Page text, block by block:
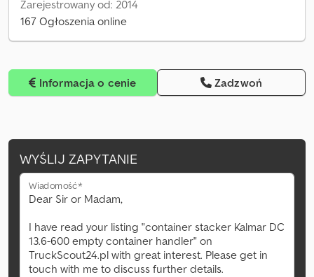
Zarejestrowany od: 2014
167 Ogłoszenia online
Informacja o cenie Zadzwoń
WYŚLIJ ZAPYTANIE
Wiadomość*